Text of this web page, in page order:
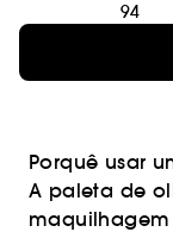
94
Porquê usar
A paleta de